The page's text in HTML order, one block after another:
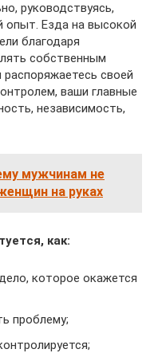
руководствуясь,
опыт. Езда на высокой
благодаря
собственным
своей
ваши главные
независимость,
мужчинам не
на руках
как:
которое окажется
проблему;